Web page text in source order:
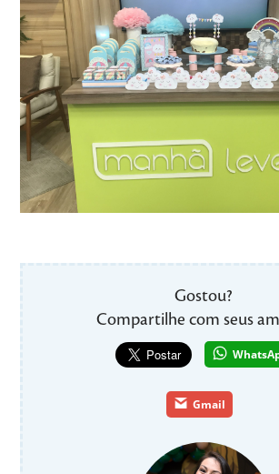
Gostou?
Compartilhe com seus
Gmail